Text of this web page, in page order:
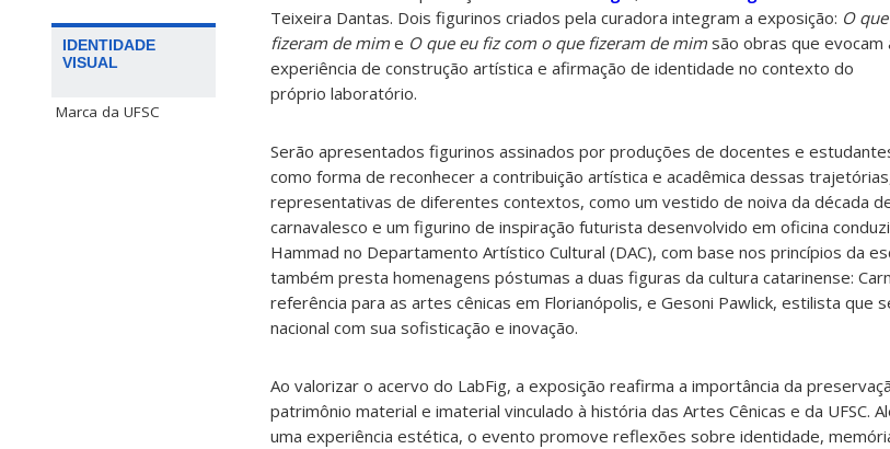
IDENTIDADE
VISUAL
Marca da UFSC
Teixeira Dantas. Dois figurinos criados pela curadora integram a exposição: O que
fizeram de mim e O que eu fiz com o que fizeram de mim são obras que evocam
experiência de construção artística e afirmação de identidade no contexto do
próprio laboratório.
Serão apresentados figurinos assinados por produções de docentes e
como forma de reconhecer a contribuição artística e acadêmica dessas
representativas de diferentes contextos, como um vestido de noiva da década
carnavalesco e um figurino de inspiração futurista desenvolvido em oficina
Hammad no Departamento Artístico Cultural (DAC), com base nos princípios da
também presta homenagens póstumas a duas figuras da cultura catarinense:
referência para as artes cênicas em Florianópolis, e Gesoni Pawlick, estilista que
nacional com sua sofisticação e inovação.
Ao valorizar o acervo do LabFig, a exposição reafirma a importância da
patrimônio material e imaterial vinculado à história das Artes Cênicas e da UFSC.
uma experiência estética, o evento promove reflexões sobre identidade,